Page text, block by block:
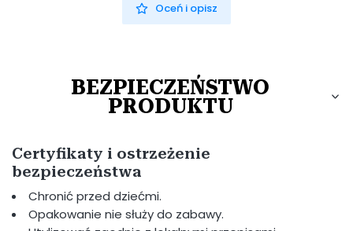
Oceń i opisz
BEZPIECZEŃSTWO
PRODUKTU
Certyfikaty i ostrzeżenie
bezpieczeństwa
Chronić przed dziećmi.
Opakowanie nie służy do zabawy.